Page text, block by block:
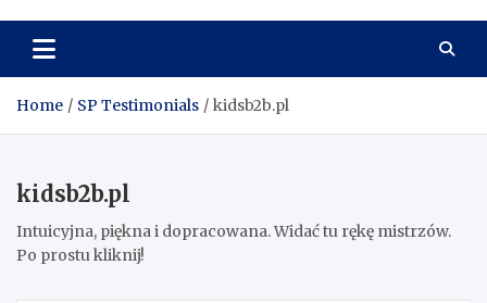
Bso2013
Home SP Testimonials kidsb2b.pl
kidsb2b.pl
Intuicyjna, piękna i dopracowana. Widać tu rękę mistrzów.
Po prostu kliknij!